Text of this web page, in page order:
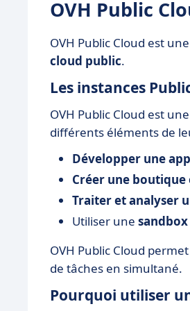
OVH Public
OVH Public Cloud est
cloud public.
Les instances
OVH Public Cloud est une
différents éléments de
Développer une
Créer une boutique
Traiter et analyser
Utiliser une sandbox
OVH Public Cloud
de tâches en simultané.
Pourquoi utiliser